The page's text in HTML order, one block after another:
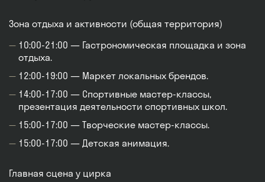
Зона отдыха и активности (общая территория)
10:00-21:00 — Гастрономическая площадка и зона
отдыха.
12:00-19:00 — Маркет локальных брендов.
14:00-17:00 — Спортивные мастер-классы,
презентация деятельности спортивных школ.
15:00-17:00 — Творческие мастер-классы.
15:00-17:00 — Детская анимация.
Главная сцена у цирка